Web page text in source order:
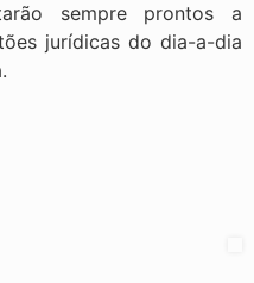
sempre prontos a
jurídicas do dia-a-dia